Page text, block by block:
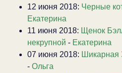
12 июня 2018: Черные
Екатерина
11 июня 2018: Щенок
некрупной - Екатерина
07 июня 2018: Шикарная
- Ольга